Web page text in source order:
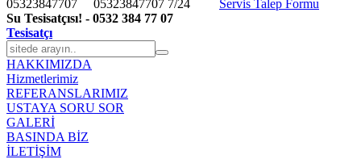
05323847707 05323847707 7/24
Servis Talep Formu
Su Tesisatçısı! - 0532 384 77 07
Tesisatçı
HAKKIMIZDA
Hizmetlerimiz
REFERANSLARIMIZ
USTAYA SORU SOR
GALERİ
BASINDA BİZ
İLETİŞİM